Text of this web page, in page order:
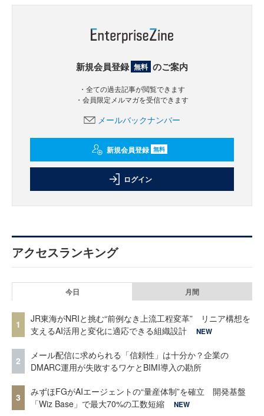
新規会員登録 無料 のご案内
・全ての過去記事が閲覧できます
・会員限定メルマガを受信できます
メールバックナンバー
新規会員登録 無料
ログイン
アクセスランキング
今日 月間
1
JR東海がNRIと挑む“前例なき上流工程変革” リニア構想を
支えるAI活用と変化に適応できる組織設計
NEW
2
メール配信に求められる「信頼性」は十分か？企業の
DMARC運用が失敗するワケとBIMI導入の勘所
3
みずほFGがAIエージェントの“量産体制”を確立 開発基盤
「Wiz Base」で最大70%の工数短縮
NEW